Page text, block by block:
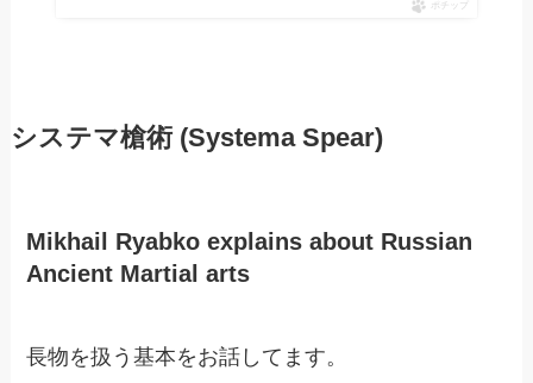
ポチップ
システマ槍術 (Systema Spear)
Mikhail Ryabko explains about Russian
Ancient Martial arts
長物を扱う基本をお話してます。